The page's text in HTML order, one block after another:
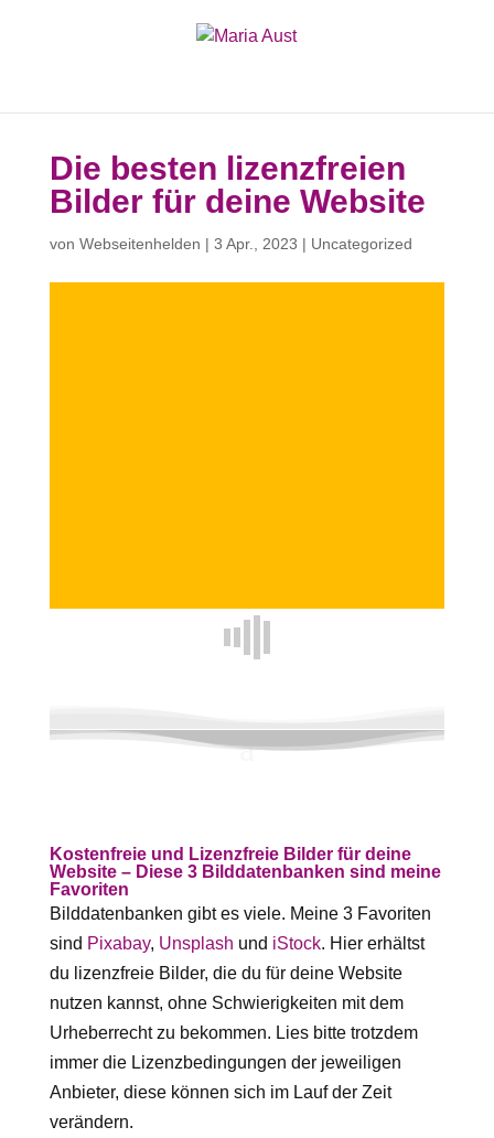
Die besten lizenzfreien
Bilder für deine Website
von Webseitenhelden | 3 Apr., 2023 | Uncategorized
Kostenfreie und Lizenzfreie Bilder für deine
Website – Diese 3 Bilddatenbanken sind meine
Favoriten
Bilddatenbanken gibt es viele. Meine 3 Favoriten
sind Pixabay, Unsplash und iStock. Hier erhältst
du lizenzfreie Bilder, die du für deine Website
nutzen kannst, ohne Schwierigkeiten mit dem
Urheberrecht zu bekommen. Lies bitte trotzdem
immer die Lizenzbedingungen der jeweiligen
Anbieter, diese können sich im Lauf der Zeit
verändern.